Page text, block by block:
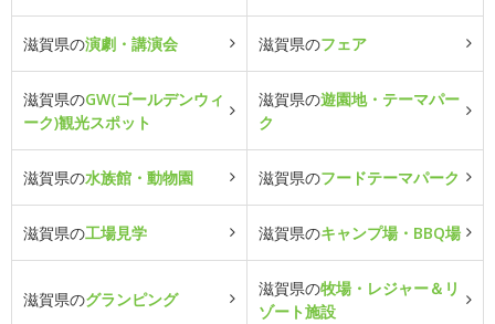
滋賀県の演劇・講演会 滋賀県のフェア
滋賀県のGW(ゴールデンウィ
ーク)観光スポット
滋賀県の遊園地・テーマパー
ク
滋賀県の水族館・動物園 滋賀県のフードテーマパーク
滋賀県の工場見学 滋賀県のキャンプ場・BBQ場
滋賀県のグランピング
滋賀県の牧場・レジャー＆リ
ゾート施設